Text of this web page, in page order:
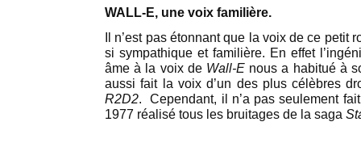
WALL-E, une voix familière.
Il n’est pas étonnant que la voix de ce petit
si sympathique et familière. En effet
âme à la voix de Wall-E nous a habitué à
aussi fait la voix d’un des plus célèbres
R2D2. Cependant, il n’a pas seulement
1977 réalisé tous les bruitages de la saga